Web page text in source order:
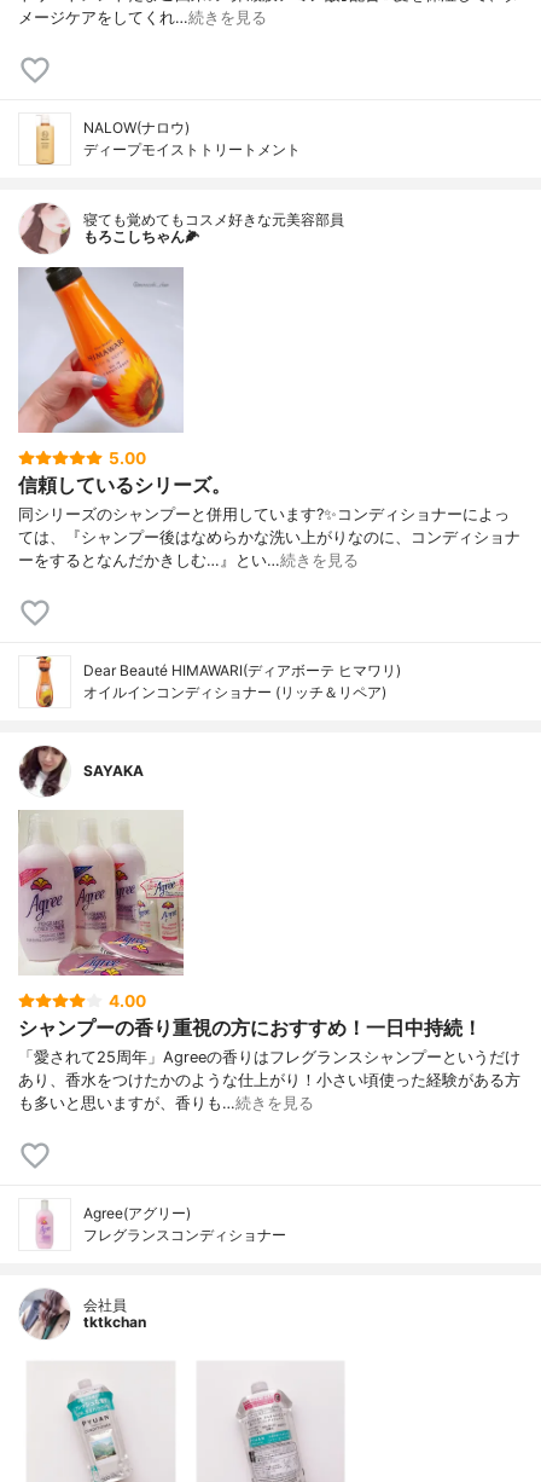
メージケアをしてくれ…続きを見る
NALOW(ナロウ)
ディープモイストトリートメント
寝ても覚めてもコスメ好きな元美容部員
もろこしちゃん🌽
5.00
信頼しているシリーズ。
同シリーズのシャンプーと併用しています?✨コンディショナーによっ
ては、『シャンプー後はなめらかな洗い上がりなのに、コンディショナ
ーをするとなんだかきしむ…』とい…続きを見る
Dear Beauté HIMAWARI(ディアボーテ ヒマワリ)
オイルインコンディショナー (リッチ＆リペア)
SAYAKA
4.00
シャンプーの香り重視の方におすすめ！一日中持続！
「愛されて25周年」Agreeの香りはフレグランスシャンプーというだけ
あり、香水をつけたかのような仕上がり！小さい頃使った経験がある方
も多いと思いますが、香りも…続きを見る
Agree(アグリー)
フレグランスコンディショナー
会社員
tktkchan